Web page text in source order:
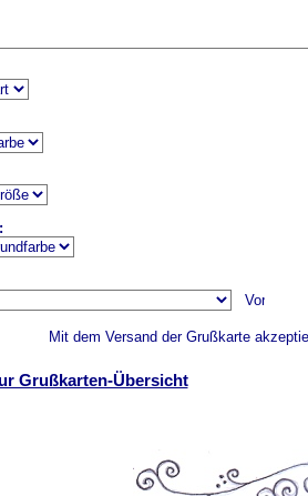
Mit dem Versand der Grußkarte
Grußkarten-Übersicht